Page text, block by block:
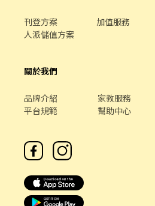
✔️ 三節禮金／禮券或禮品 ✔️ 特休制度
（北區／中西區／安平區／安南區／
額有限，建議及早應徵 📢職缺資訊皆
刊登方案 加值服務
人派儲值方案
關於我們
品牌介紹 家教服務
平台規範
幫助中心